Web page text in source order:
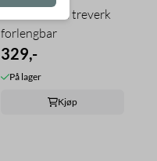
Stålbørste til treverk
forlengbar
329,-
På lager
Kjøp